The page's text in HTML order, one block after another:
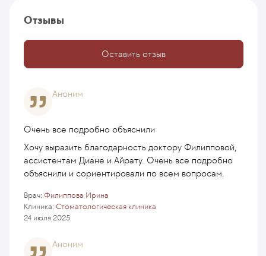
Отзывы
Оставить отзыв
Аноним
Очень все подробно объяснили
Хочу выразить благодарность доктору Филипповой,
ассистентам Диане и Айрату. Очень все подробно
объяснили и сориентировали по всем вопросам.
Клиника: Стоматологическая клиника
Врач: Филиппова Ирина
24 июля 2025
Аноним